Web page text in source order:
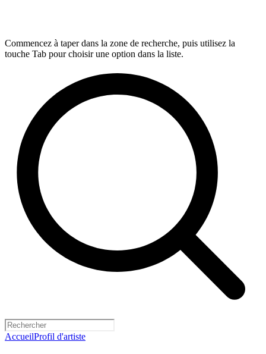
Commencez à taper dans la zone de recherche, puis utilisez la
touche Tab pour choisir une option dans la liste.
AccueilProfil d'artiste